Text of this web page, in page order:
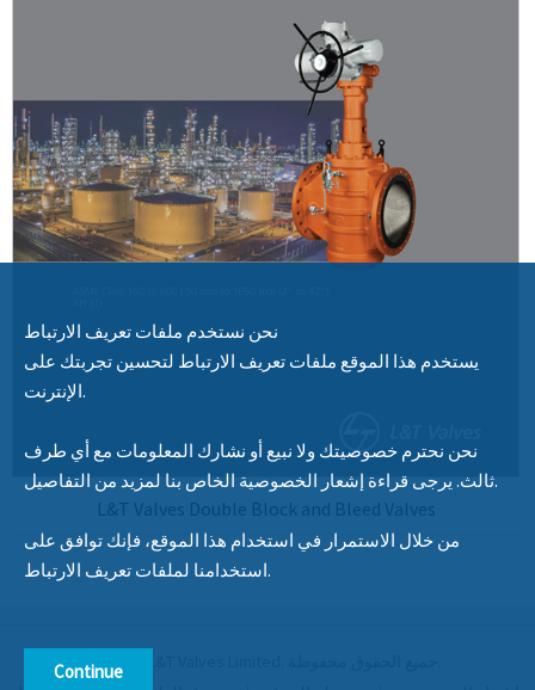
L&T Valves Double Block and Bleed Valves
نحن نستخدم ملفات تعريف الارتباط
يستخدم هذا الموقع ملفات تعريف الارتباط لتحسين تجربتك على
الإنترنت.
نحن نحترم خصوصيتك ولا نبيع أو نشارك المعلومات مع أي طرف
ثالث. يرجى قراءة إشعار الخصوصية الخاص بنا لمزيد من التفاصيل.
من خلال الاستمرار في استخدام هذا الموقع، فإنك توافق على
استخدامنا لملفات تعريف الارتباط.
Continue